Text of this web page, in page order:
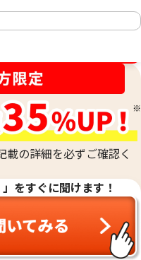
3g
89,200円
載の詳細を必ずご確認く
」をすぐに聞けます！